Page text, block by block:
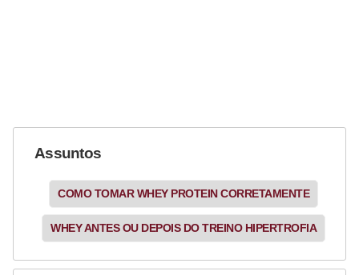
Assuntos
COMO TOMAR WHEY PROTEIN CORRETAMENTE
WHEY ANTES OU DEPOIS DO TREINO HIPERTROFIA